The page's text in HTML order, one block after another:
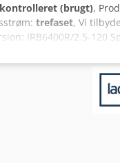
(brugt),
trefaset, Vi
IRB6400R/2.5-120
64-23056 Cjdpfx
eller har brug